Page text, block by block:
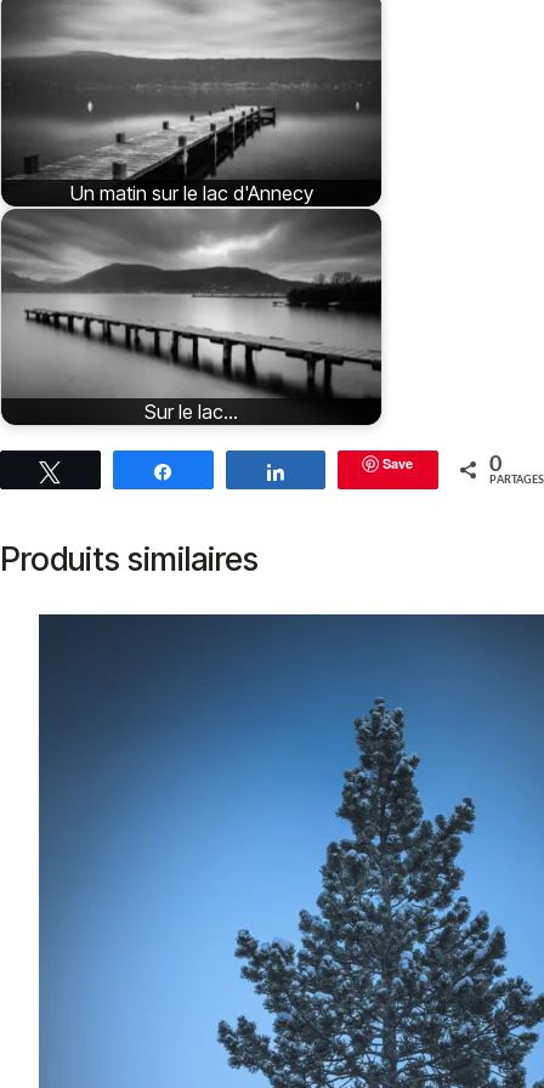
Un matin sur le lac d'Annecy
Sur le lac...
Partagez Save 0
PARTAGES
Produits similaires